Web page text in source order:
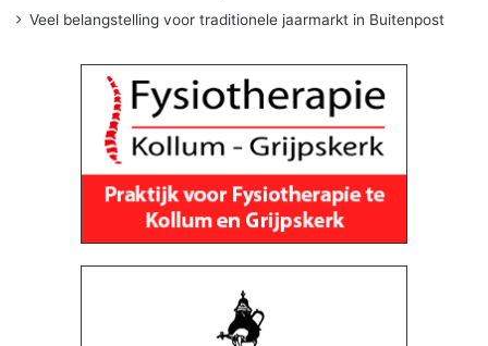
Veel belangstelling voor traditionele jaarmarkt in Buitenpost